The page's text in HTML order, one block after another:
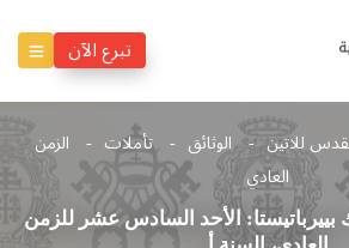
تبرع الآن
للاتين الوثائق تأملات
الزمن
العادي
بييرباتيستا: الأحد السادس عشر للزمن